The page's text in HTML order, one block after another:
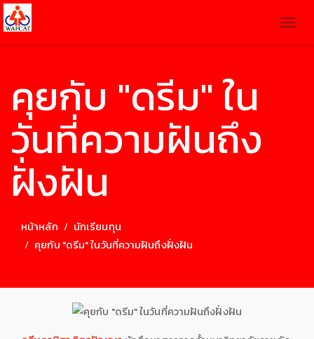
คุยกับ "ดรีม" ใน
วันที่ความฝันถึง
ฝั่งฝัน
หน้าหลัก
นักเรียนทุน
คุยกับ "ดรีม" ในวันที่ความฝันถึงฝั่งฝัน